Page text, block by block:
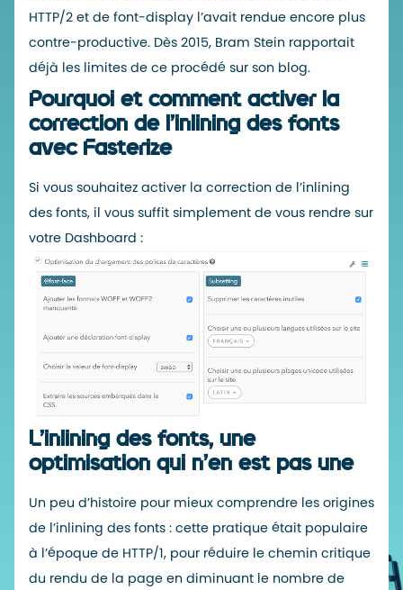
HTTP/2 et de font-display l’avait rendue encore plus
contre-productive. Dès 2015, Bram Stein rapportait
déjà les limites de ce procédé sur son blog.
Pourquoi et comment activer la
correction de l’inlining des fonts
avec Fasterize
Si vous souhaitez activer la correction de l’inlining
des fonts, il vous suffit simplement de vous rendre sur
votre Dashboard :
L’inlining des fonts, une
optimisation qui n’en est pas une
Un peu d’histoire pour mieux comprendre les origines
de l ’inlining des fonts : cette pratique était populaire
à l’époque de HTTP/1, pour réduire le chemin critique
du rendu de la page en diminuant le nombre de